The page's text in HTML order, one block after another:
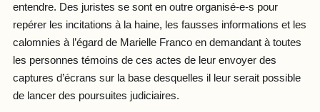
entendre. Des juristes se sont en outre organisé-e-s pour
repérer les incitations à la haine, les fausses informations et les
calomnies à l’égard de Marielle Franco en demandant à toutes
les personnes témoins de ces actes de leur envoyer des
captures d’écrans sur la base desquelles il leur serait possible
de lancer des poursuites judiciaires.